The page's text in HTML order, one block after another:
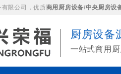
限公司，优质商用厨房设备/中央厨房设
厨房设备
一站式商用